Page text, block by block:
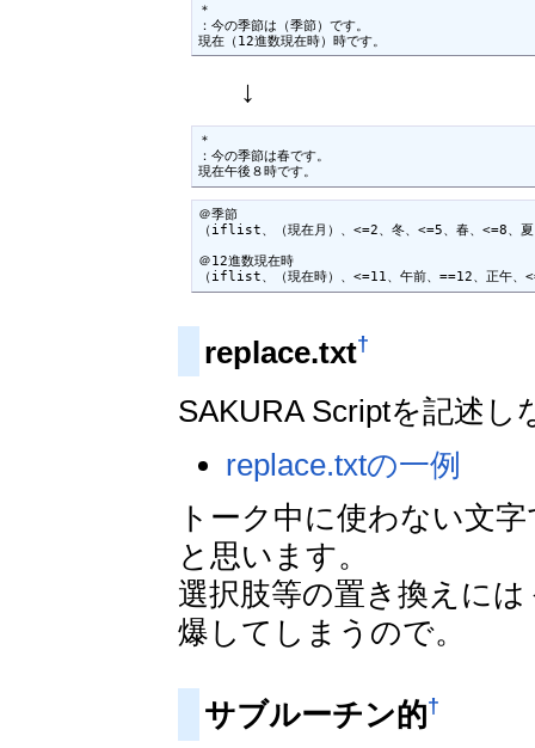
＊
：今の季節は（季節）です。
現在（12進数現在時）時です。
↓
＊
：今の季節は春です。
現在午後８時です。
＠季節
（iflist、（現在月）、<=2、冬、<=5、春、<=8、夏
＠12進数現在時
（iflist、（現在時）、<=11、午前、==12、正午、
replace.txt†
SAKURA Scriptを記述
replace.txtの一例
トーク中に使わない文
と思います。
選択肢等の置き換えに
爆してしまうので。
サブルーチン的†